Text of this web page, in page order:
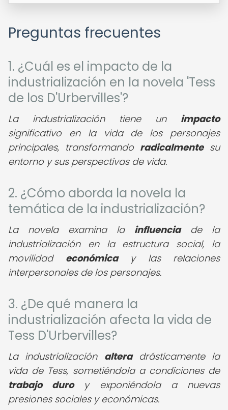
Preguntas frecuentes
1. ¿Cuál es el impacto de la
industrialización en la novela 'Tess
de los D'Urbervilles'?
La industrialización tiene un impacto
significativo en la vida de los personajes
principales, transformando radicalmentesu
entorno y sus perspectivas de vida.
2. ¿Cómo aborda la novela la
temática de la industrialización?
La novela examina la influenciade la
industrialización en la estructura social, la
movilidad económicay las relaciones
interpersonales de los personajes.
3. ¿De qué manera la
industrialización afecta la vida de
Tess D'Urbervilles?
La industrialización alteradrásticamente la
vida de Tess, sometiéndola a condiciones de
trabajo duroy exponiéndola a nuevas
presiones sociales y económicas.